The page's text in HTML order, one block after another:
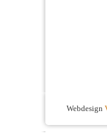
Webdesign